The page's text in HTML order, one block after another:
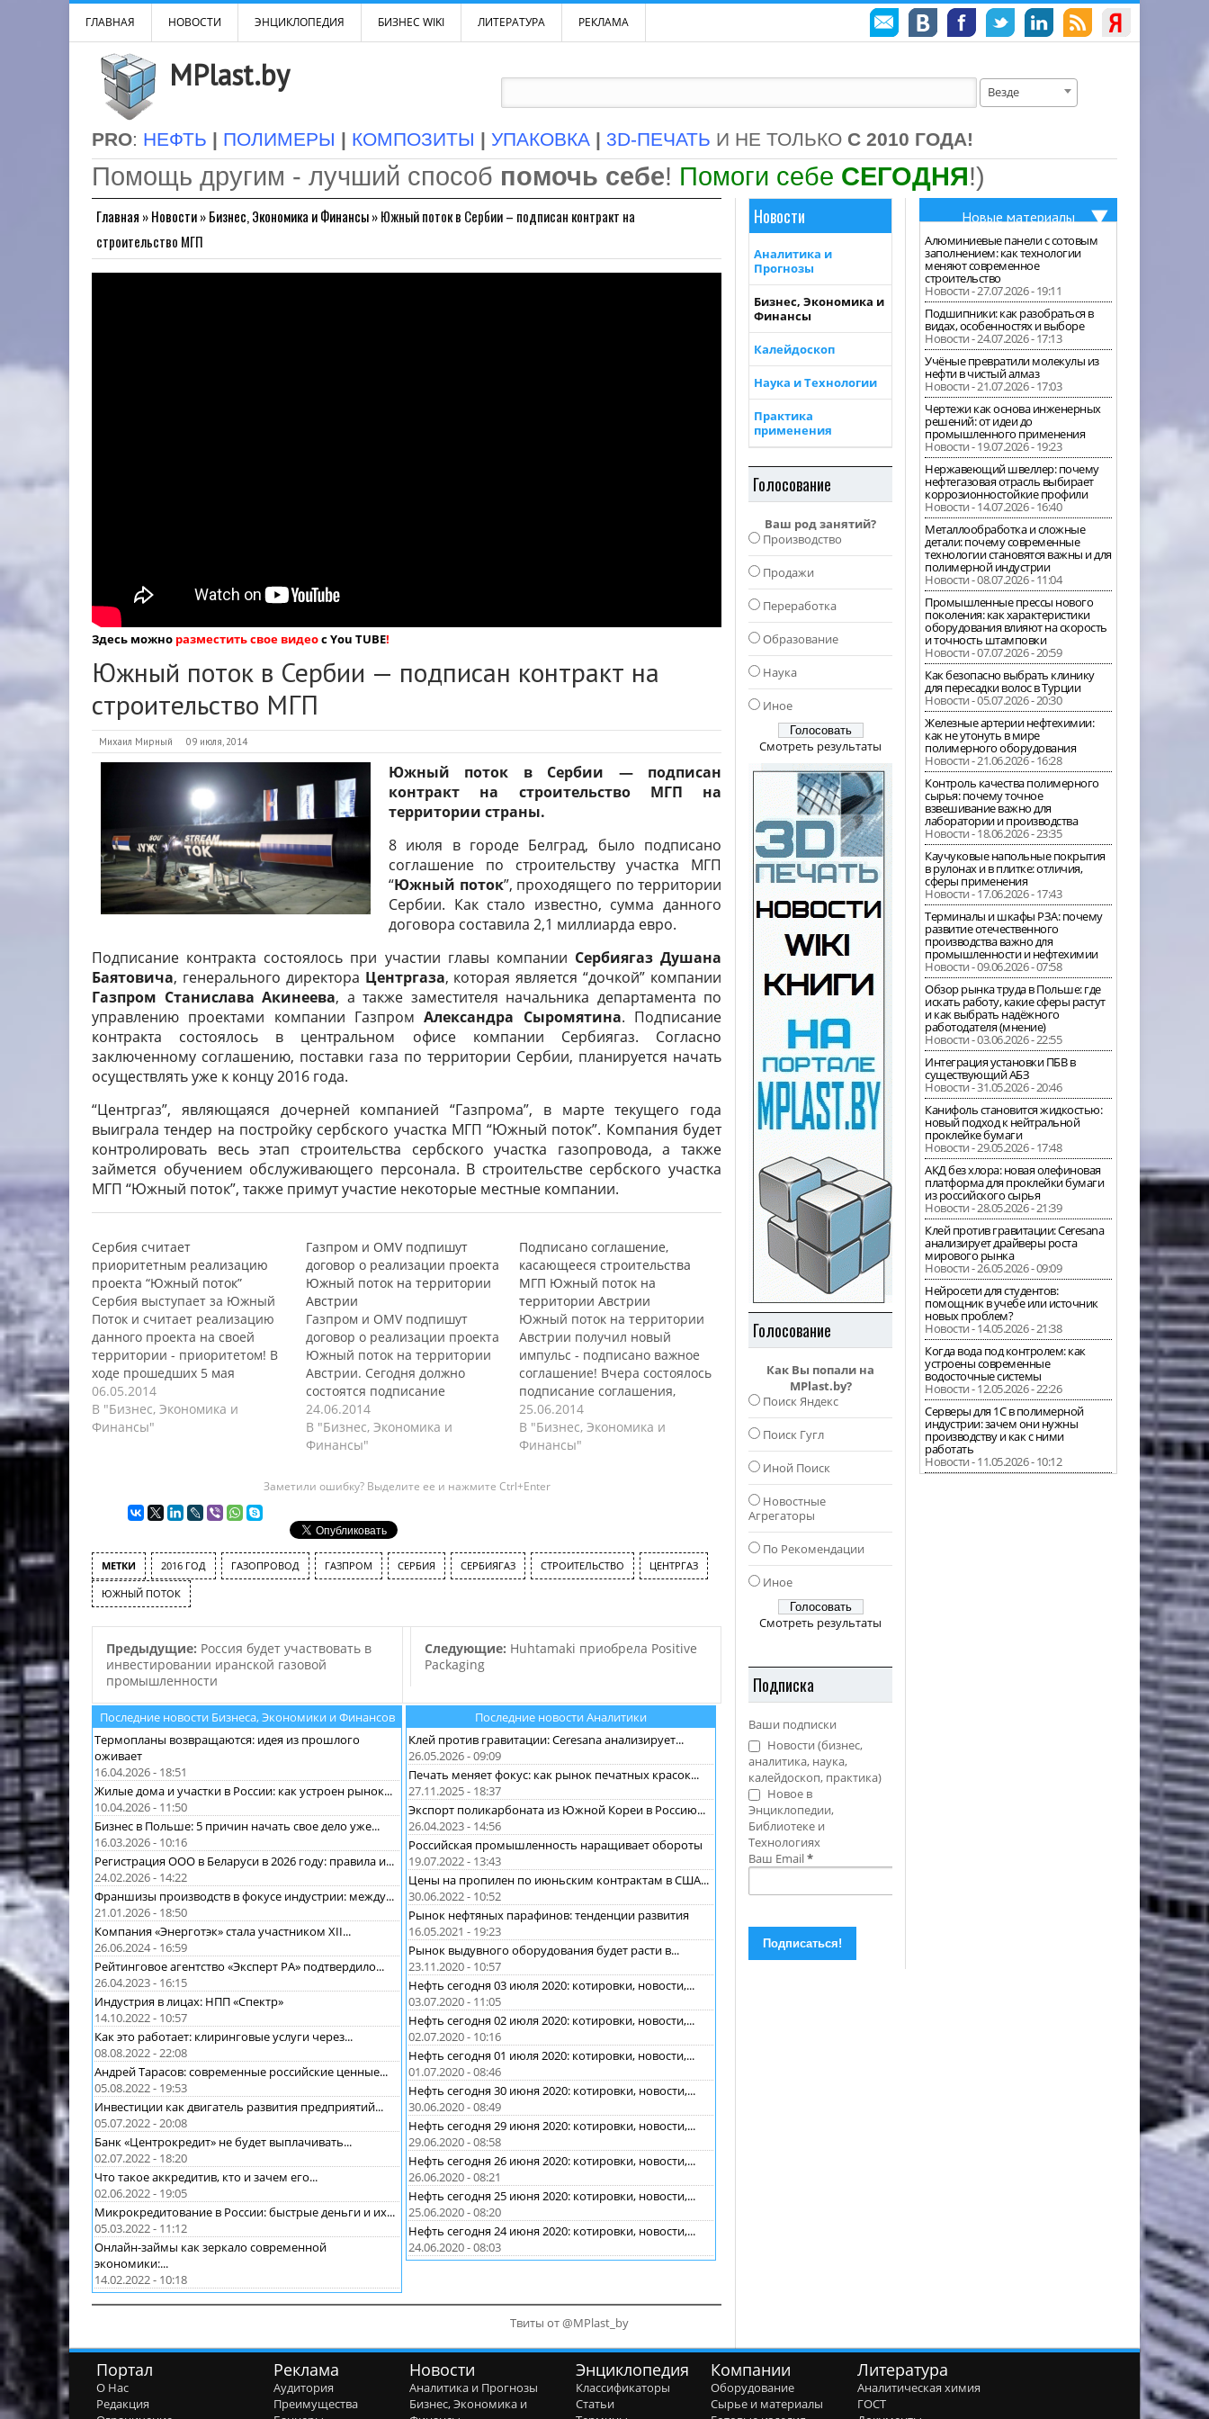
ГЛАВНАЯ НОВОСТИ ЭНЦИКЛОПЕДИЯ БИЗНЕС WIKI ЛИТЕРАТУРА РЕКЛАМА
MPlast.by Везде
PRO: НЕФТЬ | ПОЛИМЕРЫ | КОМПОЗИТЫ | УПАКОВКА | 3D-ПЕЧАТЬ И НЕ ТОЛЬКО С 2010 ГОДА!
Помощь другим - лучший способ помочь себе! Помоги себе СЕГОДНЯ!)
Главная »Новости»Бизнес, Экономика и Финансы»Южный поток в Сербии – подписан контракт на
строительство МГП
Здесь можно разместить свое видеос You TUBE!
Южный поток в Сербии — подписан контракт на
строительство МГП
Михаил Мирный 09 июля, 2014
Южный поток в Сербии — подписан
контракт на строительство МГП на
территории страны.
8 июля в городе Белград, было подписано
соглашение по строительству участка МГП
“Южный поток”, проходящего по территории
Сербии. Как стало известно, сумма данного
договора составила 2,1 миллиарда евро.
Подписание контракта состоялось при участии главы компании Сербиягаз Душана
Баятовича, генерального директора Центргаза, которая является “дочкой” компании
Газпром Станислава Акинеева, а также заместителя начальника департамента по
управлению проектами компании ГазпромАлександра Сыромятина. Подписание
контракта состоялось в центральном офисе компании Сербиягаз. Согласно
заключенному соглашению, поставки газа по территории Сербии, планируется начать
осуществлять уже к концу 2016 года.
“Центргаз”, являющаяся дочерней компанией “Газпрома”, в марте текущего года
выиграла тендер на постройку сербского участка МГП “Южный поток”. Компания будет
контролировать весь этап строительства сербского участка газопровода, а также
займется обучением обслуживающего персонала. В строительстве сербского участка
МГП “Южный поток”, также примут участие некоторые местные компании.
Сербия считает
приоритетным реализацию
проекта “Южный поток”
Сербия выступает за Южный
Поток и считает реализацию
данного проекта на своей
территории - приоритетом! В
ходе прошедших 5 мая
переговоров, между спикером
народного парламента Сербии
Майей Гойкович и первым
реализация проекта
газопровода (МГП) “Южный
поток” является
приоритетным…
06.05.2014
В "Бизнес, Экономика и
Финансы"
Газпром и OMV подпишут
договор о реализации проекта
Южный поток на территории
Австрии
Газпром и OMV подпишут
договор о реализации проекта
Южный поток на территории
Австрии. Сегодня должно
состоятся подписание
договора между компаниями
Газпром и OMV, в котором
будут согласованы условия по
строительству и эксплуатации
МГП “Южный поток”,
проходящего по австрийской
территории. Данный договор,
описывает все права и
обязанности акционеров
24.06.2014
В "Бизнес, Экономика и
Финансы"
Подписано соглашение,
касающееся строительства
МГП Южный поток на
территории Австрии
Южный поток на территории
Австрии получил новый
импульс - подписано важное
соглашение! Вчера состоялось
подписание соглашения,
между главами российской
компании Газпром и OMV
Алексеем Миллером и
касающееся работы
территории Австрии. Данное
соглашение, было подписано в
25.06.2014
В "Бизнес, Экономика и
Финансы"
Заметили ошибку? Выделите ее и нажмите Ctrl+Enter
МЕТКИ 2016 ГОД ГАЗОПРОВОД ГАЗПРОМ СЕРБИЯ СЕРБИЯГАЗ СТРОИТЕЛЬСТВО ЦЕНТРГАЗ
ЮЖНЫЙ ПОТОК
Предыдущие: Россия будет участвовать в
инвестировании иранской газовой
промышленности
Следующие: Huhtamaki приобрела Positive
Packaging
Последние новости Бизнеса, Экономики и Финансов
Термопланы возвращаются: идея из прошлого
оживает
16.04.2026 - 18:51
Жилые дома и участки в России: как устроен рынок...
10.04.2026 - 11:50
Бизнес в Польше: 5 причин начать свое дело уже...
16.03.2026 - 10:16
Регистрация ООО в Беларуси в 2026 году: правила и...
24.02.2026 - 14:22
Франшизы производств в фокусе индустрии: между...
21.01.2026 - 18:50
Компания «Энерготэк» стала участником XII...
26.06.2024 - 16:59
Рейтинговое агентство «Эксперт РА» подтвердило...
26.04.2023 - 16:15
Индустрия в лицах: НПП «Спектр»
14.10.2022 - 10:57
Как это работает: клиринговые услуги через...
08.08.2022 - 22:08
Андрей Тарасов: современные российские ценные...
05.08.2022 - 19:53
Инвестиции как двигатель развития предприятий...
05.07.2022 - 20:08
Банк «Центрокредит» не будет выплачивать...
02.07.2022 - 18:20
Что такое аккредитив, кто и зачем его...
02.06.2022 - 19:05
Микрокредитование в России: быстрые деньги и их...
05.03.2022 - 11:12
Онлайн-займы как зеркало современной
экономики:...
14.02.2022 - 10:18
Последние новости Аналитики
Клей против гравитации: Ceresana анализирует...
26.05.2026 - 09:09
Печать меняет фокус: как рынок печатных красок...
27.11.2025 - 18:37
Экспорт поликарбоната из Южной Кореи в Россию...
26.04.2023 - 14:56
Российская промышленность наращивает обороты
19.07.2022 - 13:43
Цены на пропилен по июньским контрактам в США...
30.06.2022 - 10:52
Рынок нефтяных парафинов: тенденции развития
16.05.2021 - 19:23
Рынок выдувного оборудования будет расти в...
23.11.2020 - 10:57
Нефть сегодня 03 июля 2020: котировки, новости,...
03.07.2020 - 11:05
Нефть сегодня 02 июля 2020: котировки, новости,...
02.07.2020 - 10:16
Нефть сегодня 01 июля 2020: котировки, новости,...
01.07.2020 - 08:46
Нефть сегодня 30 июня 2020: котировки, новости,...
30.06.2020 - 08:49
Нефть сегодня 29 июня 2020: котировки, новости,...
29.06.2020 - 08:58
Нефть сегодня 26 июня 2020: котировки, новости,...
26.06.2020 - 08:21
Нефть сегодня 25 июня 2020: котировки, новости,...
25.06.2020 - 08:20
Нефть сегодня 24 июня 2020: котировки, новости,...
24.06.2020 - 08:03
Твиты от @MPlast_by
Новости
Аналитика и
Прогнозы
Бизнес, Экономика и
Финансы
Калейдоскоп
Наука и Технологии
Практика
применения
Голосование
Ваш род занятий?
Производство
Продажи
Переработка
Образование
Наука
Иное
Смотреть результаты
Голосование
Как Вы попали на
MPlast.by?
Поиск Яндекс
Поиск Гугл
Иной Поиск
Новостные
Агрегаторы
По Рекомендации
Иное
Смотреть результаты
Подписка
Ваши подписки
Новости (бизнес,
аналитика, наука,
калейдоскоп, практика)
Новое в
Энциклопедии,
Библиотеке и
Технологиях
Ваш Email*
Новые материалы
Алюминиевые панели с сотовым
заполнением: как технологии
меняют современное
строительство
Новости - 27.07.2026 - 19:11
Подшипники: как разобраться в
видах, особенностях и выборе
Новости - 24.07.2026 - 17:13
Учёные превратили молекулы из
нефти в чистый алмаз
Новости - 21.07.2026 - 17:03
Чертежи как основа инженерных
решений: от идеи до
промышленного применения
Новости - 19.07.2026 - 19:23
Нержавеющий швеллер: почему
нефтегазовая отрасль выбирает
коррозионностойкие профили
Новости - 14.07.2026 - 16:40
Металлообработка и сложные
детали: почему современные
технологии становятся важны и для
полимерной индустрии
Новости - 08.07.2026 - 11:04
Промышленные прессы нового
поколения: как характеристики
оборудования влияют на скорость
и точность штамповки
Новости - 07.07.2026 - 20:59
Как безопасно выбрать клинику
для пересадки волос в Турции
Новости - 05.07.2026 - 20:30
Железные артерии нефтехимии:
как не утонуть в мире
полимерного оборудования
Новости - 21.06.2026 - 16:28
Контроль качества полимерного
сырья: почему точное
взвешивание важно для
лаборатории и производства
Новости - 18.06.2026 - 23:35
Каучуковые напольные покрытия
в рулонах и в плитке: отличия,
сферы применения
Новости - 17.06.2026 - 17:43
Терминалы и шкафы РЗА: почему
развитие отечественного
производства важно для
промышленности и нефтехимии
Новости - 09.06.2026 - 07:58
Обзор рынка труда в Польше: где
искать работу, какие сферы растут
и как выбрать надёжного
работодателя (мнение)
Новости - 03.06.2026 - 22:55
Интеграция установки ПБВ в
существующий АБЗ
Новости - 31.05.2026 - 20:46
Канифоль становится жидкостью:
новый подход к нейтральной
проклейке бумаги
Новости - 29.05.2026 - 17:48
АКД без хлора: новая олефиновая
платформа для проклейки бумаги
из российского сырья
Новости - 28.05.2026 - 21:39
Клей против гравитации: Ceresana
анализирует драйверы роста
мирового рынка
Новости - 26.05.2026 - 09:09
Нейросети для студентов:
помощник в учебе или источник
новых проблем?
Новости - 14.05.2026 - 21:38
Когда вода под контролем: как
устроены современные
водосточные системы
Новости - 12.05.2026 - 22:26
Серверы для 1С в полимерной
индустрии: зачем они нужны
производству и как с ними
работать
Новости - 11.05.2026 - 10:12
Портал
О Нас
Редакция
Реклама
Аудитория
Преимущества
Новости
Аналитика и Прогнозы
Бизнес, Экономика и
Энциклопедия
Классификаторы
Статьи
Компании
Оборудование
Сырье и материалы
Литература
Аналитическая химия
ГОСТ